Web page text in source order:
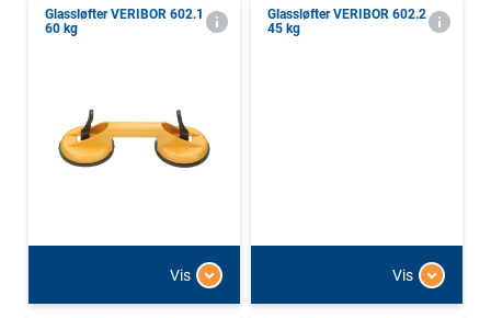
Glassløfter VERIBOR 602.1
60 kg
Vis
Glassløfter VERIBOR 602.2
45 kg
Vis